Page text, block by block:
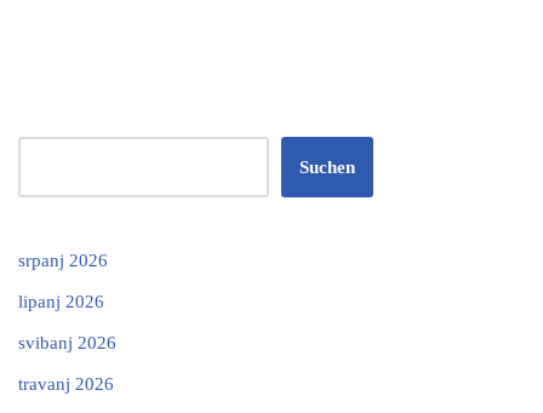
Suchen
srpanj 2026
lipanj 2026
svibanj 2026
travanj 2026